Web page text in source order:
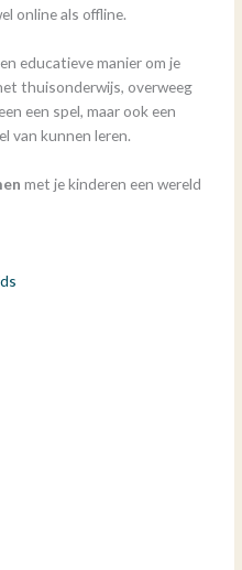
online als offline.
educatieve manier om je
thuisonderwijs, overweeg
een spel, maar ook een
van kunnen leren.
met je kinderen een wereld